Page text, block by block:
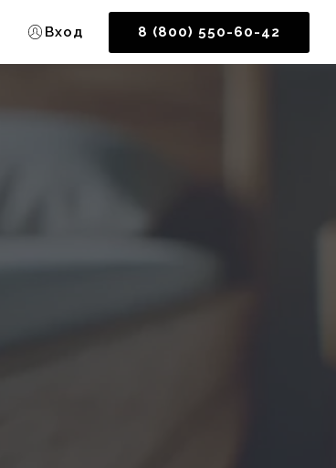
Вход 8 (800) 550-60-42